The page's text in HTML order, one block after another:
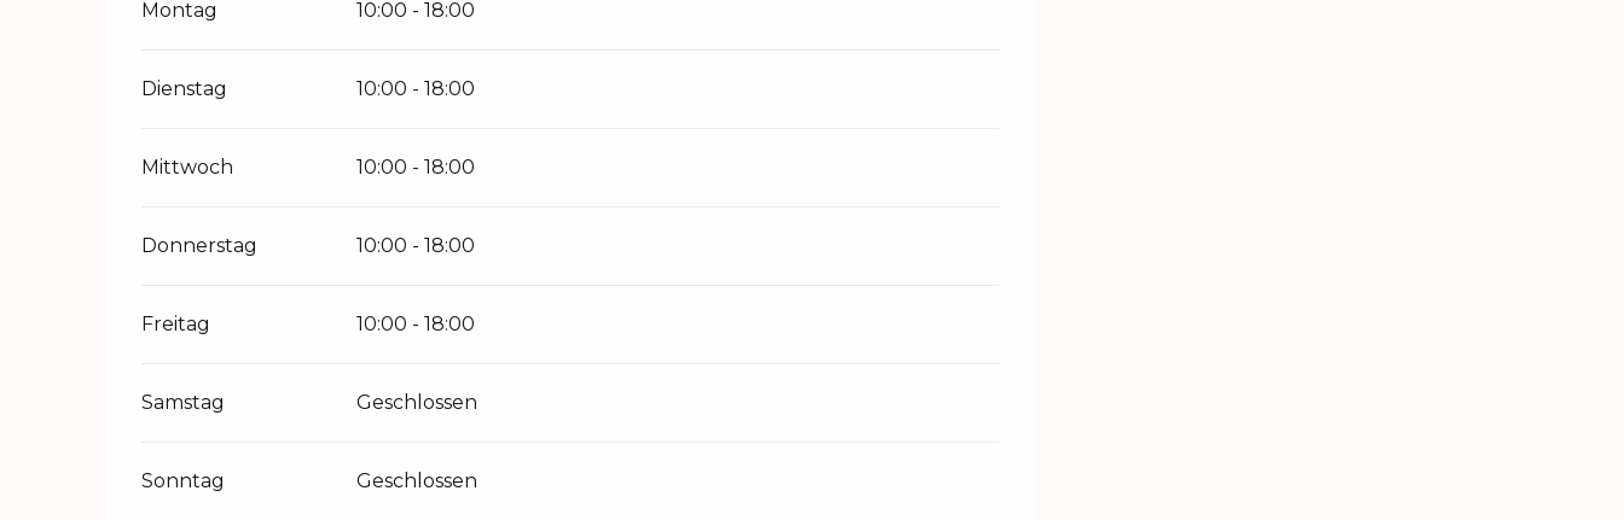
Montag 10:00 - 18:00
Dienstag 10:00 - 18:00
Mittwoch 10:00 - 18:00
Donnerstag 10:00 - 18:00
Freitag 10:00 - 18:00
Samstag Geschlossen
Sonntag Geschlossen